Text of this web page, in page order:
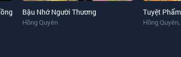
Bậu Nhớ Người Thương
Hồng Quyên Hồng Quyên,